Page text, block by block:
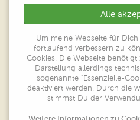
Zentrum
Großer
65550
Tel.:
Fax:
E-Mail:
Alle
Um meine Webseite für
fortlaufend verbessern zu
Cookies. Die Webseite
Darstellung allerdings
sogenannte "Essenzielle-
deaktiviert werden. Durch die
stimmst Du der